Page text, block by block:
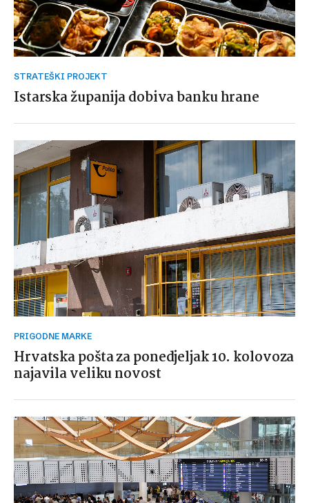
STRATEŠKI PROJEKT
Istarska županija dobiva banku hrane
PRIGODNE MARKE
Hrvatska pošta za ponedjeljak 10. kolovoza
najavila veliku novost